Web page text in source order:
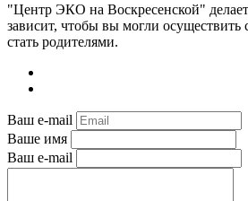
"Центр ЭКО на Воскресенской" делает
зависит, чтобы вы могли осуществить
стать родителями.
Ваш e-mail
Ваше имя
Ваш e-mail